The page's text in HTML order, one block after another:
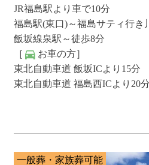
JR福島駅より車で10分
福島駅(東口)～福島サティ行き
飯坂線泉駅～徒歩8分
［
お車の方］
東北自動車道 飯坂ICより15分
東北自動車道 福島西ICより20分
一般葬・家族葬可能